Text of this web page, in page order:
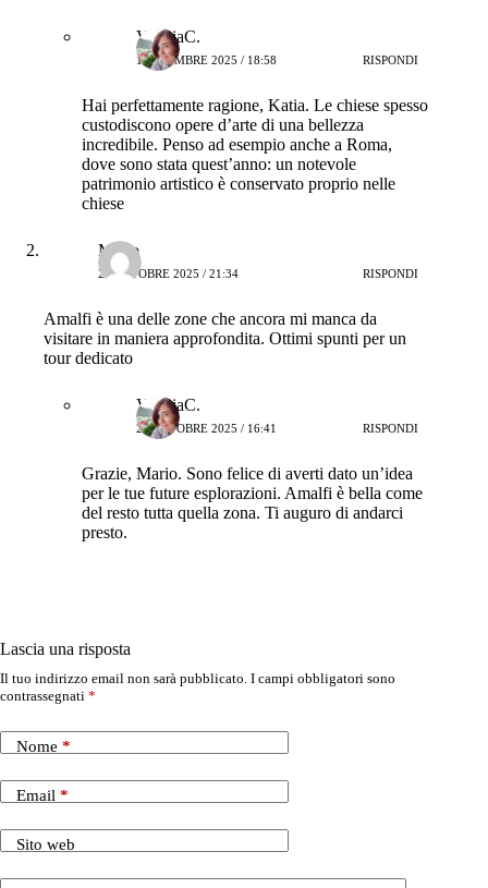
ValeriaC.
1 DICEMBRE 2025 / 18:58 RISPONDI
Hai perfettamente ragione, Katia. Le chiese spesso
custodiscono opere d’arte di una bellezza
incredibile. Penso ad esempio anche a Roma,
dove sono stata quest’anno: un notevole
patrimonio artistico è conservato proprio nelle
chiese
Mario
27 OTTOBRE 2025 / 21:34 RISPONDI
Amalfi è una delle zone che ancora mi manca da
visitare in maniera approfondita. Ottimi spunti per un
tour dedicato
ValeriaC.
28 OTTOBRE 2025 / 16:41 RISPONDI
Grazie, Mario. Sono felice di averti dato un’idea
per le tue future esplorazioni. Amalfi è bella come
del resto tutta quella zona. Ti auguro di andarci
presto.
Lascia una risposta
Il tuo indirizzo email non sarà pubblicato. I campi obbligatori sono
contrassegnati *
Nome *
Email *
Sito web